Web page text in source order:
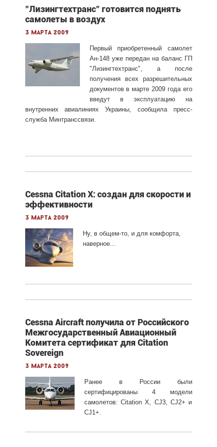
"Лизингтехтранс" готовится поднять
самолеты в воздух
3 марта 2009
Первый приобретенный самолет
Ан-148 уже передан на баланс ГП
"Лизингтехтранс", а после
получения всех разрешительных
документов в марте 2009 года его
введут в эксплуатацию на
внутренних авиалиниях Украины, сообщила пресс-
служба Минтранссвязи.
Cessna Citation X: создан для скорости и
эффективности
3 марта 2009
Ну, в общем-то, и для комфорта,
наверное...
Cessna Aircraft получила от Российского
Межгосударственный Авиационный
Комитета сертификат для Citation
Sovereign
3 марта 2009
Ранее в России были
сертифицированы 4 модели
самолетов: Citation X, CJ3, CJ2+ и
CJ1+.